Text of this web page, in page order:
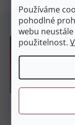
Používáme
pohodlné
webu
použitelnost.
Prodejna
EquiZoo – OC